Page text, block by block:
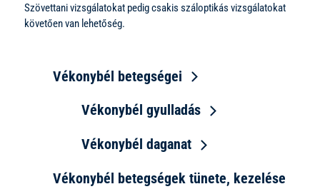
Szövettani vizsgálatokat pedig csakis száloptikás vizsgálatokat
követően van lehetőség.
Vékonybél betegségei
Vékonybél gyulladás
Vékonybél daganat
Vékonybél betegségek tünete, kezelése